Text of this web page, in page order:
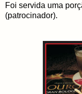
Foi servida uma
(patrocinador).